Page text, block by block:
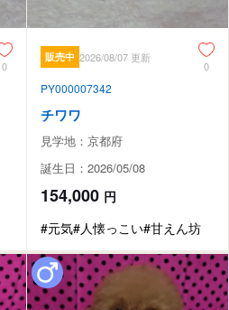
0
販売中 2026/08/07 更新
0
PY000007342
チワワ
見学地：京都府
誕生日：2026/05/08
154,000 円
#元気#人懐っこい#甘えん坊